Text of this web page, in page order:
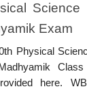
Exam
Physical
here.